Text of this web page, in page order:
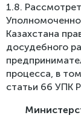
1.8.
Казахстана
досудебного
процесса, в
статьи 66 УПК